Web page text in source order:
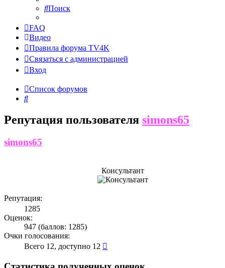
Поиск
FAQ
Видео
Правила форума TV4K
Связаться с администрацией
Вход
Список форумов
Поиск
Репутация пользователя simons65
simons65
Консультант
Репутация:
1285
Оценок:
947 (баллов: 1285)
Очки голосования:
Всего 12, доступно 12